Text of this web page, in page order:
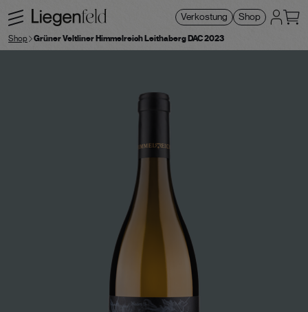
Verkostung Shop
Shop Grüner Veltliner Himmelreich Leithaberg DAC 2023